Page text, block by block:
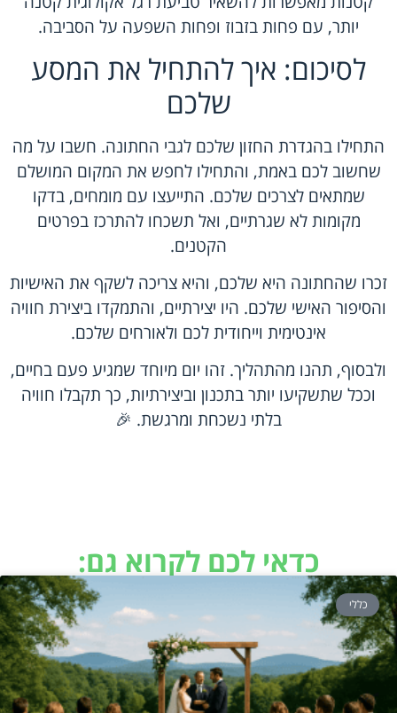
יותר, עם פחות בזבוז ופחות השפעה על הסביבה.
לסיכום: איך להתחיל את המסע
שלכם
התחילו בהגדרת החזון שלכם לגבי החתונה. חשבו על מה
שחשוב לכם באמת, והתחילו לחפש את המקום המושלם
שמתאים לצרכים שלכם. התייעצו עם מומחים, בדקו
מקומות לא שגרתיים, ואל תשכחו להתרכז בפרטים
הקטנים.
זכרו שהחתונה היא שלכם, והיא צריכה לשקף את האישיות
והסיפור האישי שלכם. היו יצירתיים, והתמקדו ביצירת חוויה
אינטימית וייחודית לכם ולאורחים שלכם.
ולבסוף, תהנו מהתהליך. זהו יום מיוחד שמגיע פעם בחיים,
וככל שתשקיעו יותר בתכנון וביצירתיות, כך תקבלו חוויה
בלתי נשכחת ומרגשת. 🎉
כדאי לכם לקרוא גם:
כללי